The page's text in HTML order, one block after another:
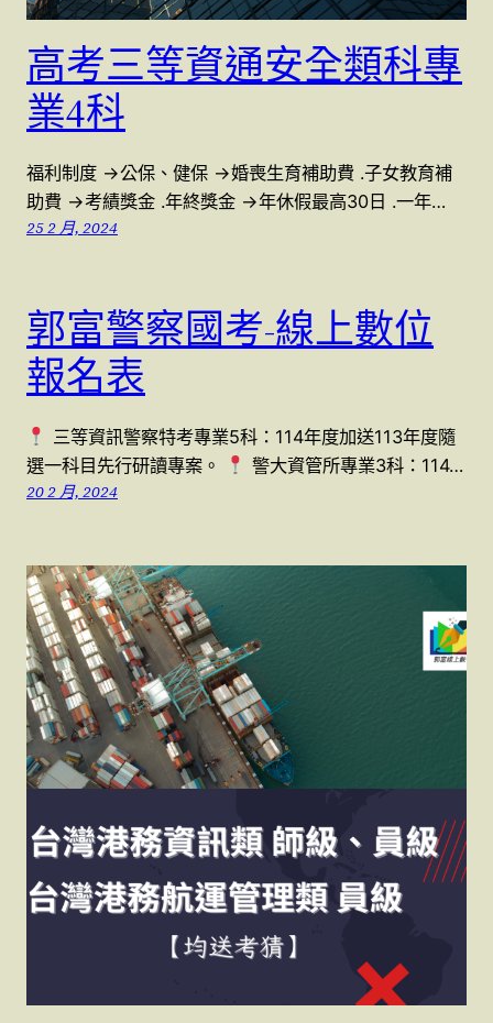
高考三等資通安全類科專
業4科
福利制度 →公保、健保 →婚喪生育補助費 .子女教育補
助費 →考績獎金 .年終獎金 →年休假最高30日 .一年…
25 2 月, 2024
郭富警察國考-線上數位
報名表
三等資訊警察特考專業5科：114年度加送113年度隨
選一科目先行研讀專案。
警大資管所專業3科：114…
20 2 月, 2024